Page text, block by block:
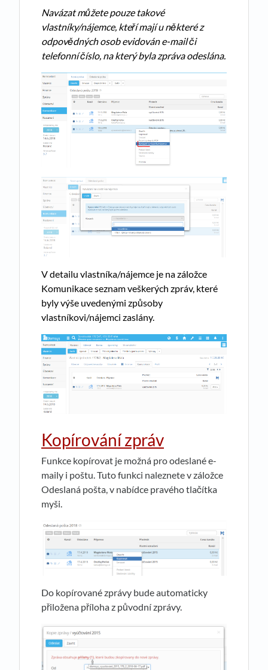
Navázat můžete pouze takové
vlastníky/nájemce, kteří mají u některé z
odpovědných osob evidován e-mail či
telefonní číslo, na který byla zpráva odeslána.
V detailu vlastníka/nájemce je na záložce
Komunikace seznam veškerých zpráv, které
byly výše uvedenými způsoby
vlastníkovi/nájemci zaslány.
Kopírování zpráv
Funkce kopírovat je možná pro odeslané e-
maily i poštu. Tuto funkci naleznete v záložce
Odeslaná pošta, v nabídce pravého tlačítka
myši.
Do kopírované zprávy bude automaticky
přiložena příloha z původní zprávy.